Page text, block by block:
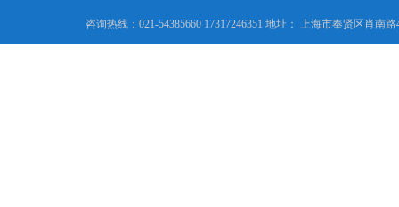
咨询热线：021-54385660 17317246351 地址： 上海市奉贤区肖南